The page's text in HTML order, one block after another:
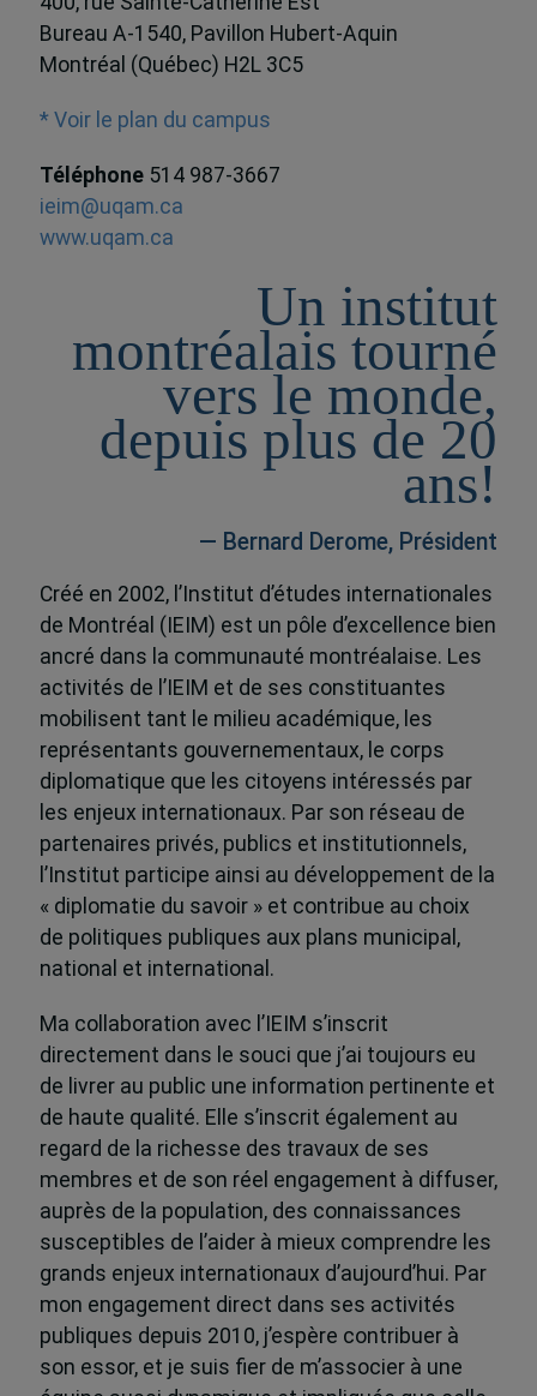
Bureau A-1540, Pavillon Hubert-Aquin
Montréal (Québec) H2L 3C5
* Voir le plan du campus
Téléphone 514 987-3667
ieim@uqam.ca
www.uqam.ca
Un institut
montréalais tourné
vers le monde,
depuis plus de 20
ans!
— Bernard Derome, Président
Créé en 2002, l’Institut d’études internationales
de Montréal (IEIM) est un pôle d’excellence bien
ancré dans la communauté montréalaise. Les
activités de l’IEIM et de ses constituantes
mobilisent tant le milieu académique, les
représentants gouvernementaux, le corps
diplomatique que les citoyens intéressés par
les enjeux internationaux. Par son réseau de
partenaires privés, publics et institutionnels,
l’Institut participe ainsi au développement de la
« diplomatie du savoir » et contribue au choix
de politiques publiques aux plans municipal,
national et international.
Ma collaboration avec l’IEIM s’inscrit
directement dans le souci que j’ai toujours eu
de livrer au public une information pertinente et
de haute qualité. Elle s’inscrit également au
regard de la richesse des travaux de ses
membres et de son réel engagement à diffuser,
auprès de la population, des connaissances
susceptibles de l’aider à mieux comprendre les
grands enjeux internationaux d’aujourd’hui. Par
mon engagement direct dans ses activités
publiques depuis 2010, j’espère contribuer à
son essor, et je suis fier de m’associer à une